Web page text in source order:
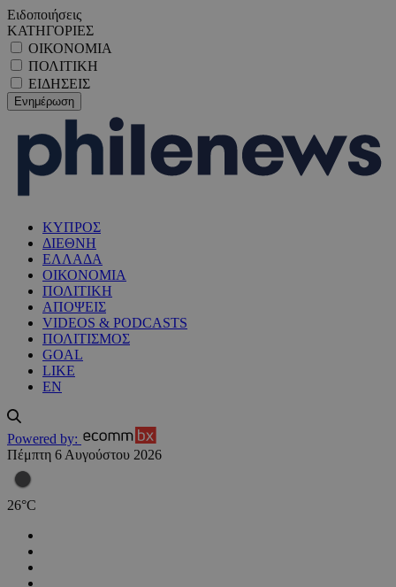
Ειδοποιήσεις
ΚΑΤΗΓΟΡΙΕΣ
ΟΙΚΟΝΟΜΙΑ
ΠΟΛΙΤΙΚΗ
ΕΙΔΗΣΕΙΣ
ΚΥΠΡΟΣ
ΔΙΕΘΝΗ
ΕΛΛΑΔΑ
ΟΙΚΟΝΟΜΙΑ
ΠΟΛΙΤΙΚΗ
ΑΠΟΨΕΙΣ
VIDEOS & PODCASTS
ΠΟΛΙΤΙΣΜΟΣ
GOAL
LIKE
EN
Powered by:
Πέμπτη 6 Αυγούστου 2026
26°C